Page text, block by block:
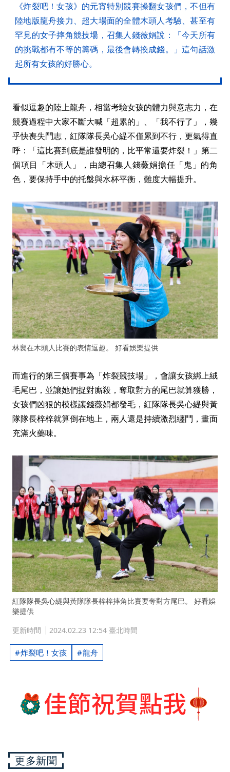
《炸裂吧！女孩》的元宵特別競賽操翻女孩們，不但有
陸地版龍舟接力、超大場面的全體木頭人考驗、甚至有
罕見的女子摔角競技場，召集人錢薇娟說：「今天所有
的挑戰都有不等的籌碼，最後會轉換成錢。」這句話激
起所有女孩的好勝心。
看似逗趣的陸上龍舟，相當考驗女孩的體力與意志力，在
競賽過程中大家不斷大喊「超累的」、「我不行了」，幾
乎快喪失鬥志，紅隊隊長吳心緹不僅累到不行，更氣得直
呼：「這比賽到底是誰發明的，比平常還要炸裂！」第二
個項目「木頭人」，由總召集人錢薇娟擔任「鬼」的角
色，要保持手中的托盤與水杯平衡，難度大幅提升。
林襄在木頭人比賽的表情逗趣。 好看娛樂提供
而進行的第三個賽事為「炸裂競技場」，會讓女孩綁上絨
毛尾巴，並讓她們捉對廝殺，奪取對方的尾巴就算獲勝，
女孩們凶狠的模樣讓錢薇娟都發毛，紅隊隊長吳心緹與黃
隊隊長梓梓就算倒在地上，兩人還是持續激烈纏鬥，畫面
充滿火藥味。
紅隊隊長吳心緹與黃隊隊長梓梓摔角比賽要奪對方尾巴。 好看娛
樂提供
更新時間
2024.02.23 12:54 臺北時間
炸裂吧！女孩 龍舟
更多新聞